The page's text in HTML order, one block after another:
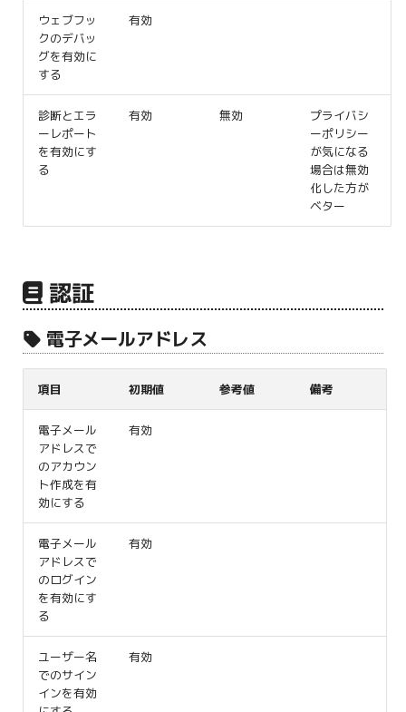
ウェブフッ
クのデバッ
グを有効に
する
有効
診断とエラ
ーレポート
を有効にす
る
有効 無効
プライバシ
ーポリシー
が気になる
場合は無効
化した方が
ベター
認証
電子メールアドレス
項目 初期値 参考値 備考
電子メール
アドレスで
のアカウン
ト作成を有
効にする
有効
電子メール
アドレスで
のログイン
を有効にす
る
有効
ユーザー名
でのサイン
インを有効
有効